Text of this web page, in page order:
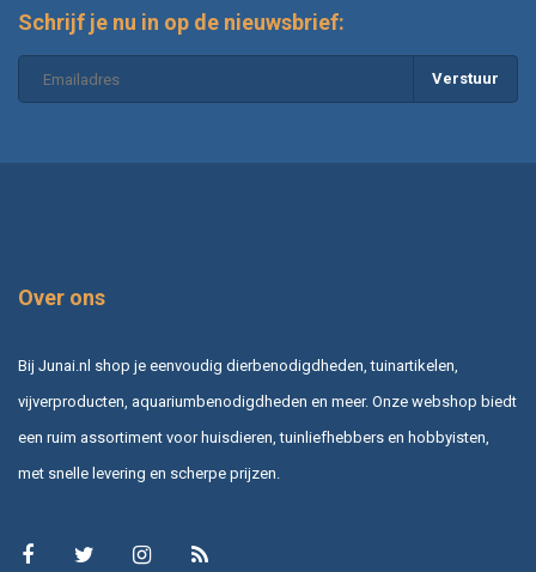
Schrijf je nu in op de nieuwsbrief:
Verstuur
Over ons
Bij Junai.nl shop je eenvoudig dierbenodigdheden, tuinartikelen,
vijverproducten, aquariumbenodigdheden en meer. Onze webshop biedt
een ruim assortiment voor huisdieren, tuinliefhebbers en hobbyisten,
met snelle levering en scherpe prijzen.